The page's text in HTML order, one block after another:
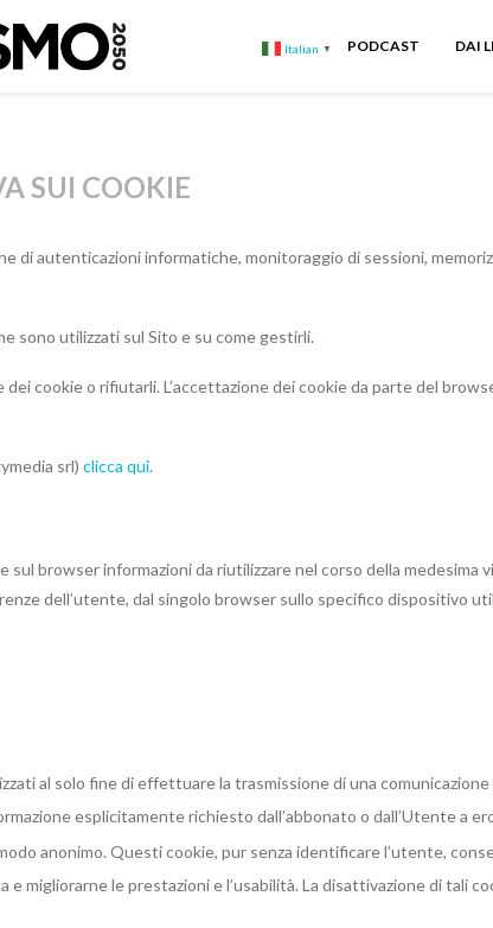
Italian ▼ PODCAST DAI
SUI COOKIE
di autenticazioni informatiche, monitoraggio di sessioni,
sono utilizzati sul Sito e su come gestirli.
cookie o rifiutarli. L’accettazione dei cookie da parte del
srl) clicca qui.
browser informazioni da riutilizzare nel corso della medesima
dell’utente, dal singolo browser sullo specifico dispositivo
al solo fine di effettuare la trasmissione di una
esplicitamente richiesto dall’abbonato o dall’Utente a
anonimo. Questi cookie, pur senza identificare l’utente,
le prestazioni e l’usabilità. La disattivazione di tali